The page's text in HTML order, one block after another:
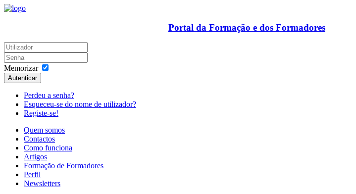
Portal da Formação e dos Formadores
Memorizar
Autenticar
Perdeu a senha?
Esqueceu-se do nome de utilizador?
Registe-se!
Quem somos
Contactos
Como funciona
Artigos
Formação de Formadores
Perfil
Newsletters